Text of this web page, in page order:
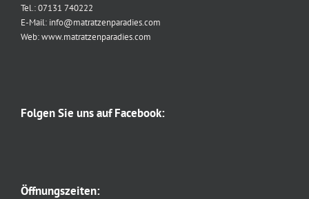
Tel.: 07131 740222
E-Mail: info@matratzenparadies.com
Web: www.matratzenparadies.com
Folgen Sie uns auf Facebook:
Öffnungszeiten: